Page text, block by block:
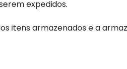
expedidos.
itens armazenados e a